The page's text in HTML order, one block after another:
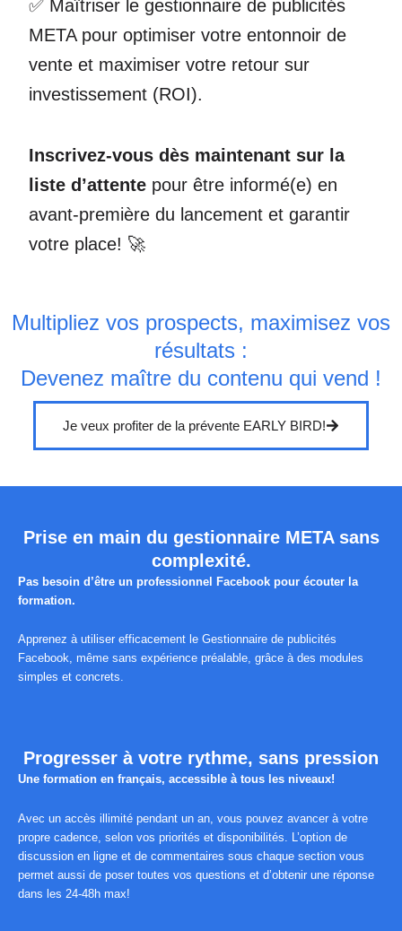
✅ Maîtriser le gestionnaire de publicités
META pour optimiser votre entonnoir de
vente et maximiser votre retour sur
investissement (ROI).
Inscrivez-vous dès maintenant sur la
liste d’attente pour être informé(e) en
avant-première du lancement et garantir
votre place! 🚀
Multipliez vos prospects, maximisez vos
résultats :
Devenez maître du contenu qui vend !
Je veux profiter de la prévente EARLY BIRD!
Prise en main du gestionnaire META sans
complexité.
Pas besoin d’être un professionnel Facebook pour écouter la
formation.
Apprenez à utiliser efficacement le Gestionnaire de publicités
Facebook, même sans expérience préalable, grâce à des modules
simples et concrets.
Progresser à votre rythme, sans pression
Une formation en français, accessible à tous les niveaux!
Avec un accès illimité pendant un an, vous pouvez avancer à votre
propre cadence, selon vos priorités et disponibilités. L’option de
discussion en ligne et de commentaires sous chaque section vous
permet aussi de poser toutes vos questions et d’obtenir une réponse
dans les 24-48h max!